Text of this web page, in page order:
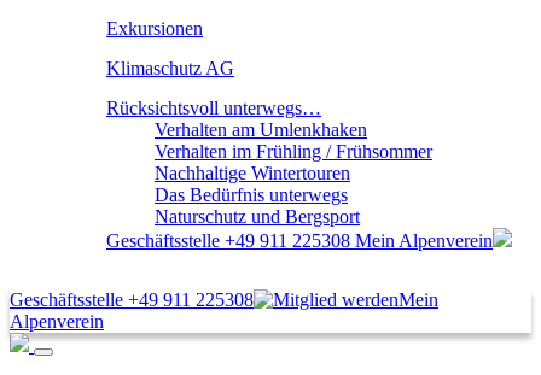
Exkursionen
Klimaschutz AG
Rücksichtsvoll unterwegs…
Verhalten am Umlenkhaken
Verhalten im Frühling / Frühsommer
Nachhaltige Wintertouren
Das Bedürfnis unterwegs
Naturschutz und Bergsport
Geschäftsstelle +49 911 225308 Mein Alpenverein
Geschäftsstelle +49 911 225308
Mein
Alpenverein